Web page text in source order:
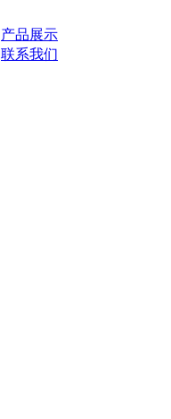
产品展示
联系我们